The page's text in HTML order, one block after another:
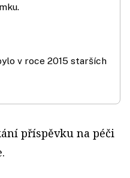
v roce 2015 starších
příspěvku na péči